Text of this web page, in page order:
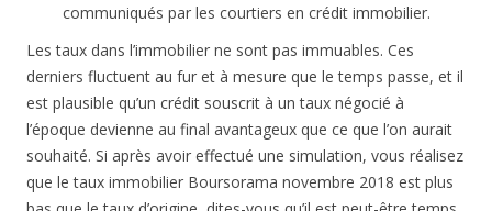
communiqués par les courtiers en crédit immobilier.
Les taux dans l’immobilier ne sont pas immuables. Ces
derniers fluctuent au fur et à mesure que le temps passe, et il
est plausible qu’un crédit souscrit à un taux négocié à
l’époque devienne au final avantageux que ce que l’on aurait
souhaité. Si après avoir effectué une simulation, vous réalisez
que le taux immobilier Boursorama novembre 2018 est plus